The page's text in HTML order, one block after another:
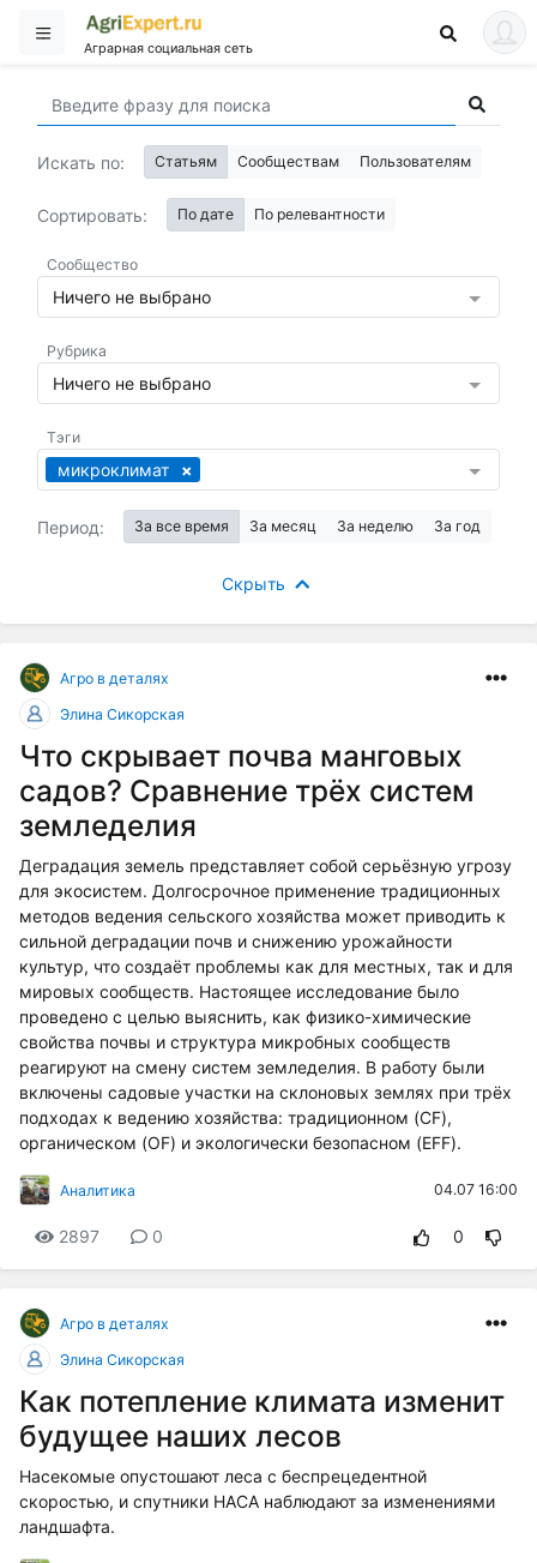
Аграрная социальная сеть
Искать по: Статьям Сообществам Пользователям
Сортировать: По дате По релевантности
Сообщество
Ничего не выбрано
Рубрика
Ничего не выбрано
Тэги
микроклимат
Период: За все время За месяц За неделю За год
Скрыть
Агро в деталях
Элина Сикорская
Что скрывает почва манговых
садов? Сравнение трёх систем
земледелия
Деградация земель представляет собой серьёзную угрозу
для экосистем. Долгосрочное применение традиционных
методов ведения сельского хозяйства может приводить к
сильной деградации почв и снижению урожайности
культур, что создаёт проблемы как для местных, так и для
мировых сообществ. Настоящее исследование было
проведено с целью выяснить, как физико-химические
свойства почвы и структура микробных сообществ
реагируют на смену систем земледелия. В работу были
включены садовые участки на склоновых землях при трёх
подходах к ведению хозяйства: традиционном (CF),
органическом (OF) и экологически безопасном (EFF).
Аналитика 04.07 16:00
2897 0 0
Агро в деталях
Элина Сикорская
Как потепление климата изменит
будущее наших лесов
Насекомые опустошают леса с беспрецедентной
скоростью, и спутники НАСА наблюдают за изменениями
ландшафта.